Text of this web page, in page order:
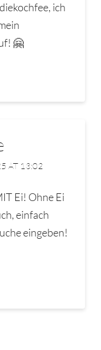
ich
🤗
AT 13:02
Ei! Ohne Ei
einfach
eingeben!